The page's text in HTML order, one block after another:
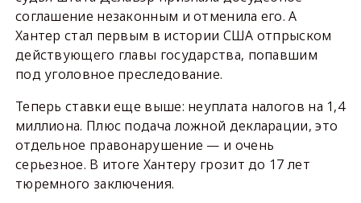
соглашение незаконным и отменила его. А
Хантер стал первым в истории США отпрыском
действующего главы государства, попавшим
под уголовное преследование.
Теперь ставки еще выше: неуплата налогов на 1,4
миллиона. Плюс подача ложной декларации, это
отдельное правонарушение — и очень
серьезное. В итоге Хантеру грозит до 17 лет
тюремного заключения.